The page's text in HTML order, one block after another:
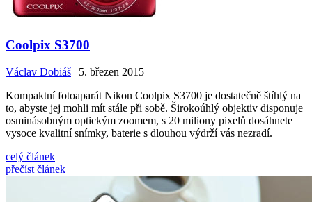
Coolpix S3700
Václav Dobiáš | 5. březen 2015
Kompaktní fotoaparát Nikon Coolpix S3700 je dostatečně štíhlý na
to, abyste jej mohli mít stále při sobě. Širokoúhlý objektiv disponuje
osminásobným optickým zoomem, s 20 miliony pixelů dosáhnete
vysoce kvalitní snímky, baterie s dlouhou výdrží vás nezradí.
celý článek
přečíst článek